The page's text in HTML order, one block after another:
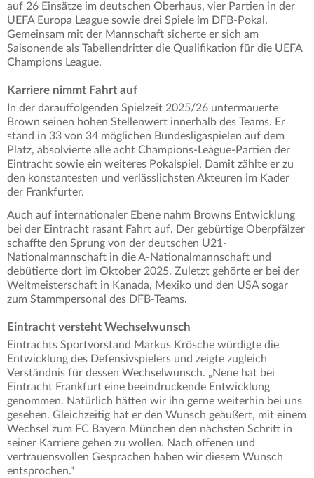
auf 26 Einsätze im deutschen Oberhaus, vier Partien in der
UEFA Europa League sowie drei Spiele im DFB-Pokal.
Gemeinsam mit der Mannschaft sicherte er sich am
Saisonende als Tabellendritter die Qualifikation für die UEFA
Champions League.
Karriere nimmt Fahrt auf
In der darauffolgenden Spielzeit 2025/26 untermauerte
Brown seinen hohen Stellenwert innerhalb des Teams. Er
stand in 33 von 34 möglichen Bundesligaspielen auf dem
Platz, absolvierte alle acht Champions-League-Partien der
Eintracht sowie ein weiteres Pokalspiel. Damit zählte er zu
den konstantesten und verlässlichsten Akteuren im Kader
der Frankfurter.
Auch auf internationaler Ebene nahm Browns Entwicklung
bei der Eintracht rasant Fahrt auf. Der gebürtige Oberpfälzer
schaffte den Sprung von der deutschen U21-
Nationalmannschaft in die A-Nationalmannschaft und
debütierte dort im Oktober 2025. Zuletzt gehörte er bei der
Weltmeisterschaft in Kanada, Mexiko und den USA sogar
zum Stammpersonal des DFB-Teams.
Eintracht versteht Wechselwunsch
Eintrachts Sportvorstand Markus Krösche würdigte die
Entwicklung des Defensivspielers und zeigte zugleich
Verständnis für dessen Wechselwunsch. „Nene hat bei
Eintracht Frankfurt eine beeindruckende Entwicklung
genommen. Natürlich hätten wir ihn gerne weiterhin bei uns
gesehen. Gleichzeitig hat er den Wunsch geäußert, mit einem
Wechsel zum FC Bayern München den nächsten Schritt in
seiner Karriere gehen zu wollen. Nach offenen und
vertrauensvollen Gesprächen haben wir diesem Wunsch
entsprochen."